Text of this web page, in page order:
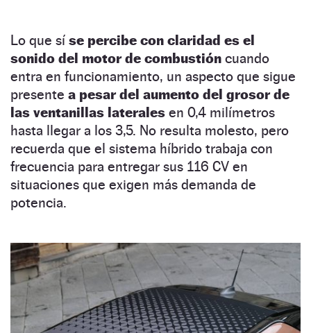
Lo que sí se percibe con claridad es el
sonido del motor de combustión cuando
entra en funcionamiento, un aspecto que sigue
presente a pesar del aumento del grosor de
las ventanillas laterales en 0,4 milímetros
hasta llegar a los 3,5. No resulta molesto, pero
recuerda que el sistema híbrido trabaja con
frecuencia para entregar sus 116 CV en
situaciones que exigen más demanda de
potencia.